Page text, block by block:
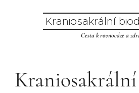
Kraniosakrální
Cesta k rovnováze a